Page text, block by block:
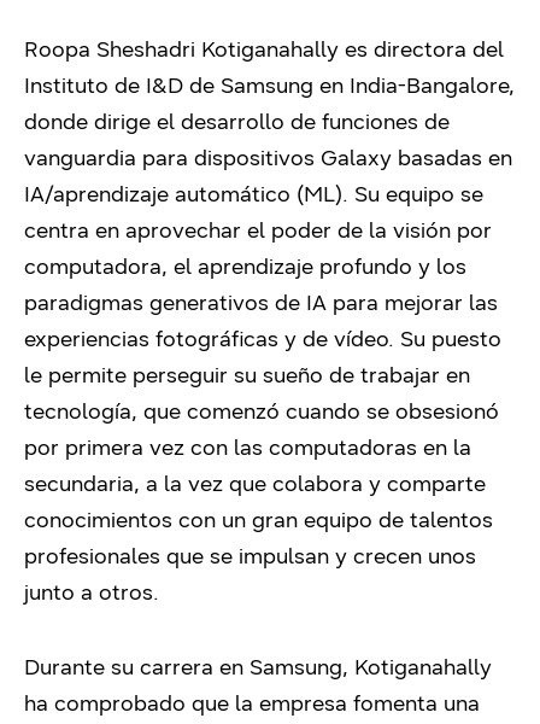
Roopa Sheshadri Kotiganahally es directora del
Instituto de I&D de Samsung en India-Bangalore,
donde dirige el desarrollo de funciones de
vanguardia para dispositivos Galaxy basadas en
IA/aprendizaje automático (ML). Su equipo se
centra en aprovechar el poder de la visión por
computadora, el aprendizaje profundo y los
paradigmas generativos de IA para mejorar las
experiencias fotográficas y de vídeo. Su puesto
le permite perseguir su sueño de trabajar en
tecnología, que comenzó cuando se obsesionó
por primera vez con las computadoras en la
secundaria, a la vez que colabora y comparte
conocimientos con un gran equipo de talentos
profesionales que se impulsan y crecen unos
junto a otros.
Durante su carrera en Samsung, Kotiganahally
ha comprobado que la empresa fomenta una